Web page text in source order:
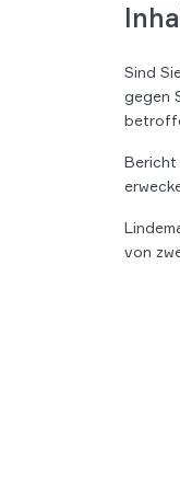
Sind
gegen
Bericht
von